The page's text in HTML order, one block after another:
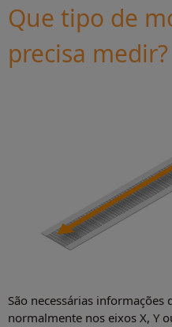
Que tipo de
precisa medir?
São necessárias
normalmente nos eixos X, Y